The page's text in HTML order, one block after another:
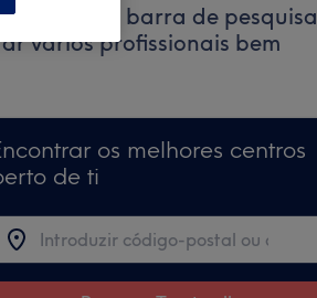
Utiliza a barra de pesquisa
vários profissionais bem
os melhores centros
de ti